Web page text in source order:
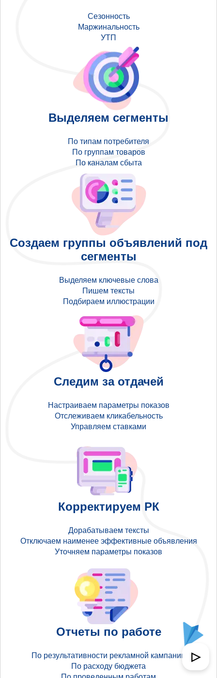
Сезонность
Маржинальность
УТП
Выделяем сегменты
По типам потребителя
По группам товаров
По каналам сбыта
Создаем группы объявлений под
сегменты
Выделяем ключевые слова
Пишем тексты
Подбираем иллюстрации
Следим за отдачей
Настраиваем параметры показов
Отслеживаем кликабельность
Управляем ставками
Корректируем РК
Дорабатываем тексты
Отключаем наименее эффективные объявления
Уточняем параметры показов
Отчеты по работе
По результативности рекламной кампании
По расходу бюджета
▷